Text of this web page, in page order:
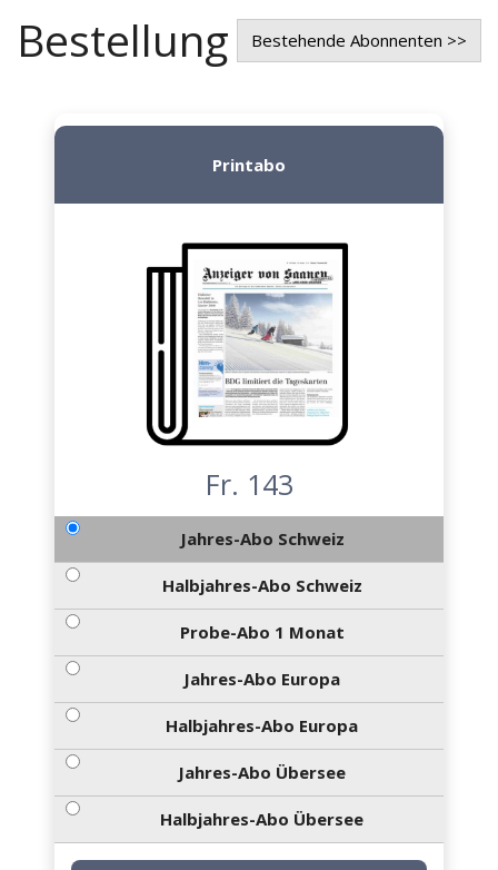
Bestellung Bestehende Abonnenten >>
Printabo
Fr. 143
Jahres-Abo Schweiz
Halbjahres-Abo Schweiz
Probe-Abo 1 Monat
Jahres-Abo Europa
Halbjahres-Abo Europa
Jahres-Abo Übersee
Halbjahres-Abo Übersee